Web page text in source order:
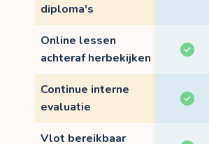
diploma's
Online lessen
achteraf herbekijken
Continue interne
evaluatie
Vlot bereikbaar